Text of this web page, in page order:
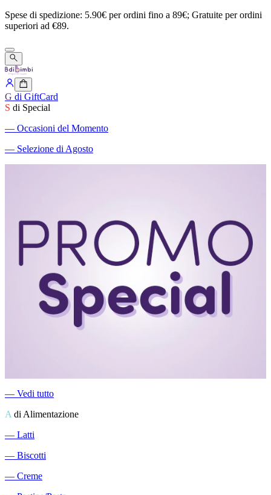
Spese di spedizione: 5.90€ perordini fino a 89€; Gratuite perordini
superiori ad €89.
G di GiftCard
S di Special
― Occasioni del Momento
― Selezione di Agosto
― Vedi tutto
A di Alimentazione
― Latti
― Biscotti
― Creme